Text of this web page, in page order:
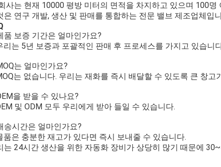
사는 현재 10000 평방 미터의 면적을 차지하고 있으며 100
은 연구 개발, 생산 및 판매를 통합하는 전문 밸브 제조업체입
품 보증 기간은 얼마인가요?
리는 5년 보증과 포괄적인 판매 후 프로세스를 가지고 있습니
는 얼마인가요?
는 없습니다. 우리는 재화를 즉시 배달할 수 있도록 큰 창고
을 받을 수 있나요?
및 ODM 모두 우리에게 받아 들일 수 있습니다.
송시간은 얼마인가요?
품은 충분한 재고가 있다면 즉시 보내줄 수 있습니다.
는 24시간 생산을 위한 자동화 장비가 상당히 많기 때문에